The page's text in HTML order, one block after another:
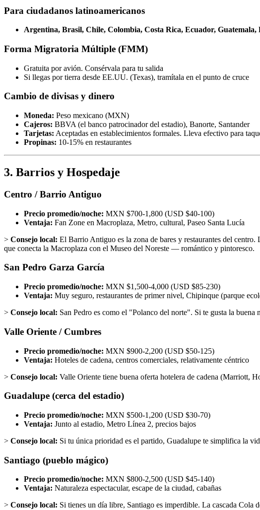
Para ciudadanos latinoamericanos
Argentina, Brasil, Chile, Colombia, Costa Rica, Ecuador,
Forma Migratoria Múltiple (FMM)
Gratuita por avión. Consérvala para tu salida
Si llegas por tierra desde EE.UU. (Texas), tramítala en el punto de cruce
Cambio de divisas y dinero
Moneda: Peso mexicano (MXN)
Cajeros: BBVA (el banco patrocinador del estadio), Banorte, Santander
Tarjetas: Aceptadas en establecimientos formales. Lleva efectivo para
Propinas: 10-15% en restaurantes
3. Barrios y Hospedaje
Centro / Barrio Antiguo
Precio promedio/noche: MXN $700-1,800 (USD $40-100)
Ventaja: Fan Zone en Macroplaza, Metro, cultural, Paseo Santa Lucía
> Consejo local: El Barrio Antiguo es la zona de bares y restaurantes del
que conecta la Macroplaza con el Museo del Noreste — romántico y pintoresco.
San Pedro Garza García
Precio promedio/noche: MXN $1,500-4,000 (USD $85-230)
Ventaja: Muy seguro, restaurantes de primer nivel, Chipinque (parque
> Consejo local: San Pedro es como el "Polanco del norte". Si te gusta la buena
Valle Oriente / Cumbres
Precio promedio/noche: MXN $900-2,200 (USD $50-125)
Ventaja: Hoteles de cadena, centros comerciales, relativamente céntrico
> Consejo local: Valle Oriente tiene buena oferta hotelera de cadena (Marriott,
Guadalupe (cerca del estadio)
Precio promedio/noche: MXN $500-1,200 (USD $30-70)
Ventaja: Junto al estadio, Metro Línea 2, precios bajos
> Consejo local: Si tu única prioridad es el partido, Guadalupe te simplifica la
Santiago (pueblo mágico)
Precio promedio/noche: MXN $800-2,500 (USD $45-140)
Ventaja: Naturaleza espectacular, escape de la ciudad, cabañas
> Consejo local: Si tienes un día libre, Santiago es imperdible. La cascada Cola